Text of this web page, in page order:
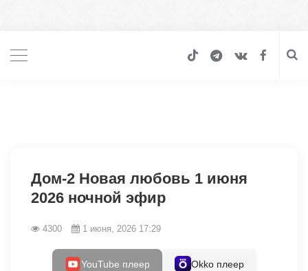
Дом-2 Новая любовь 1 июня
2026 ночной эфир
4300 1 июня, 2026 17:29
YouTube плеер Okko плеер